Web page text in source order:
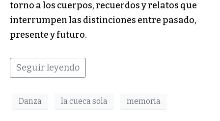
torno a los cuerpos, recuerdos y relatos que
interrumpen las distinciones entre pasado,
presente y futuro.
Seguir leyendo
Danza la cueca sola memoria